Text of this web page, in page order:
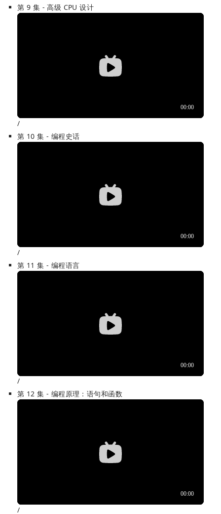
第 9 集 - 高级 CPU 设计
/
第 10 集 - 编程史话
/
第 11 集 - 编程语言
/
第 12 集 - 编程原理：语句和函数
/